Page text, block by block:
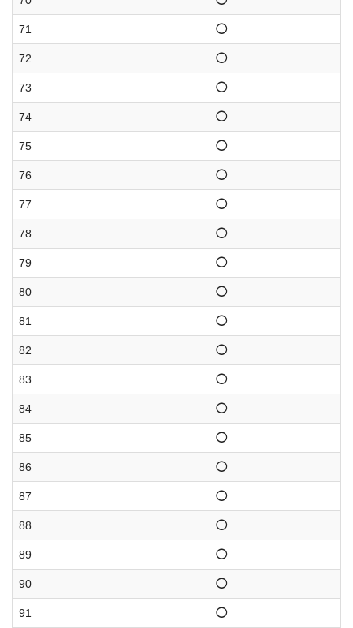
71 ◯
72 ◯
73 ◯
74 ◯
75 ◯
76 ◯
77 ◯
78 ◯
79 ◯
80 ◯
81 ◯
82 ◯
83 ◯
84 ◯
85 ◯
86 ◯
87 ◯
88 ◯
89 ◯
90 ◯
91 ◯